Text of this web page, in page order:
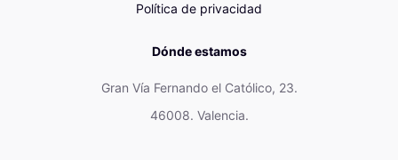
Política de privacidad
Dónde estamos
Gran Vía Fernando el Católico, 23.
46008. Valencia.